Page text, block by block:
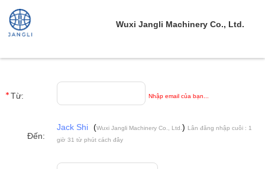
Wuxi Jangli Machinery Co., Ltd.
Từ: Nhập email của bạn...
Đến:
Jack Shi (Wuxi Jangli Machinery Co., Ltd. ) Lân đăng nhập cuôi : 1
giờ 31 từ phút cách đây